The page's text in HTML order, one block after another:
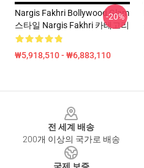
Nargis Fakhri Bollywood Glam
스타일 Nargis Fakhri 카테고리
₩5,918,510 - ₩6,883,110
-20%
전 세계 배송
200개 이상의 국가로 배송